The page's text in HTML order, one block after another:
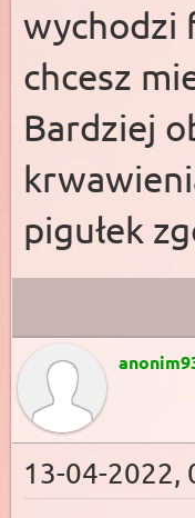
wychodzi
chcesz
Bardziej
pigułek
13-04-2022,